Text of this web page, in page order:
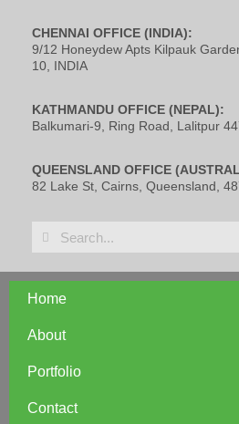
CHENNAI OFFICE (INDIA):
9/12 Honeydew Apts Kilpauk
10, INDIA
KATHMANDU OFFICE (NEPAL):
Balkumari-9, Ring Road, Lalitpur
QUEENSLAND OFFICE
82 Lake St, Cairns, Queensland,
Home
About
Portfolio
Contact